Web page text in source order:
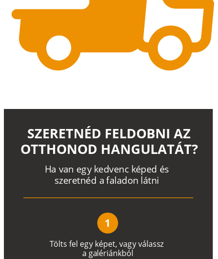
Tölts fel egy képet, vagyválassz
a galériánkból
Ha van egy kedvenc képed és
szeretnéd a faladon látni
SZERETNÉD FELDOBNI AZ
OTTHONOD HANGULATÁT?
1